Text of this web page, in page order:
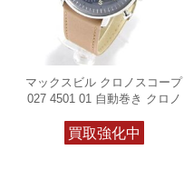
マックスビル クロノスコープ
027 4501 01 自動巻き クロノ
買取強化中